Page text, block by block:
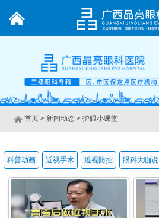
首页> 新闻动态 > 护眼小课堂
科普动画 近视手术 近视防控 眼科大咖说